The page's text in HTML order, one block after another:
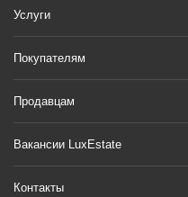
Услуги
Покупателям
Продавцам
Вакансии LuxEstate
Контакты